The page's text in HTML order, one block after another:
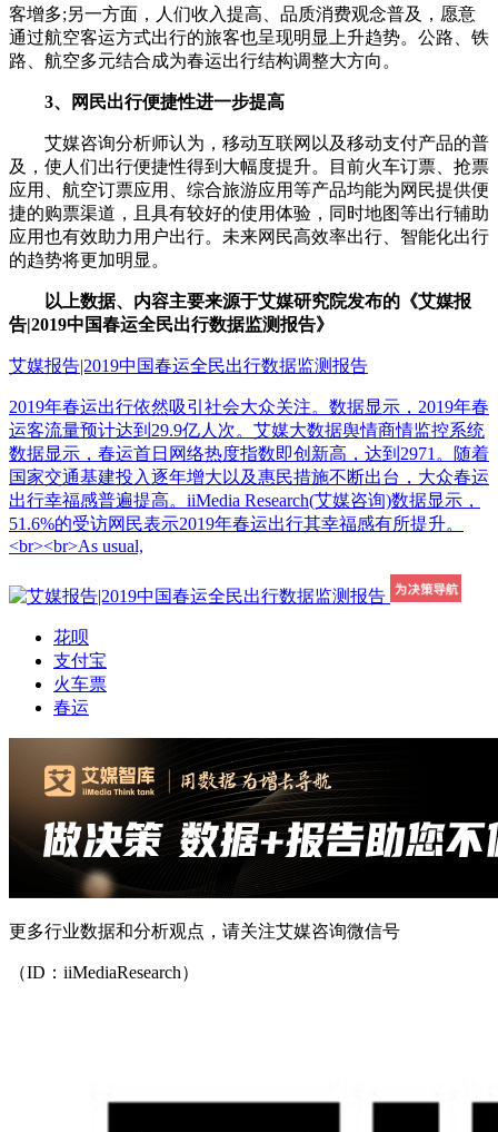
客增多;另一方面，人们收入提高、品质消费观念普及，愿意
通过航空客运方式出行的旅客也呈现明显上升趋势。公路、铁
路、航空多元结合成为春运出行结构调整大方向。
3、网民出行便捷性进一步提高
艾媒咨询分析师认为，移动互联网以及移动支付产品的普
及，使人们出行便捷性得到大幅度提升。目前火车订票、抢票
应用、航空订票应用、综合旅游应用等产品均能为网民提供便
捷的购票渠道，且具有较好的使用体验，同时地图等出行辅助
应用也有效助力用户出行。未来网民高效率出行、智能化出行
的趋势将更加明显。
以上数据、内容主要来源于艾媒研究院发布的《艾媒报
告|2019中国春运全民出行数据监测报告》
艾媒报告|2019中国春运全民出行数据监测报告
2019年春运出行依然吸引社会大众关注。数据显示，2019年春
运客流量预计达到29.9亿人次。艾媒大数据舆情商情监控系统
数据显示，春运首日网络热度指数即创新高，达到2971。随着
国家交通基建投入逐年增大以及惠民措施不断出台，大众春运
出行幸福感普遍提高。iiMedia Research(艾媒咨询)数据显示，
51.6%的受访网民表示2019年春运出行其幸福感有所提升。
<br><br>As usual,
花呗
支付宝
火车票
春运
更多行业数据和分析观点，请关注艾媒咨询微信号
（ID：iiMediaResearch）